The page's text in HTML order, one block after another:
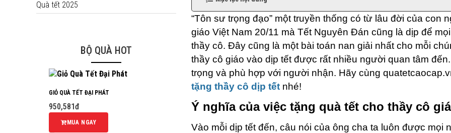
“Tôn sư trọng đạo” một truyền thống có từ lâu đời của con
giáo Việt Nam 20/11 mà Tết Nguyên Đán cũng là dịp để
thầy cô. Đây cũng là một bài toán nan giải nhất cho mỗi
thầy cô giáo vào dịp tết được rất nhiều người quan tâm
trọng và phù hợp với người nhận. Hãy cùng
tặng thầy cô dịp tếtnhé!
Ý nghĩa của việc tặng quà tết cho thầy cô
Vào mỗi dịp tết đến, câu nói của ông cha ta luôn được mọi
Quà tết 2025
BỘ QUÀ HOT
GIỎ QUÀ TẾT ĐẠI PHÁT
950,581đ
MUA NGAY